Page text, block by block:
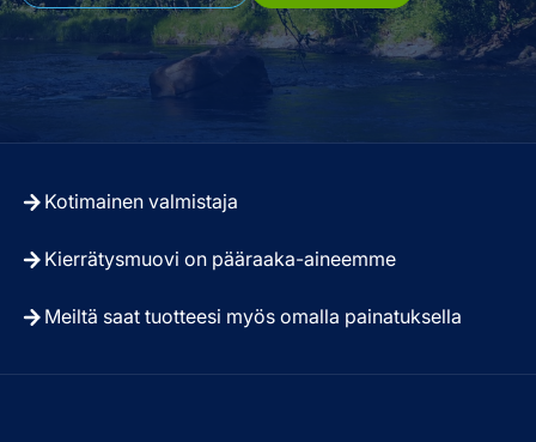
Kotimainen valmistaja
Kierrätysmuovi on pääraaka-aineemme
Meiltä saat tuotteesi myös omalla painatuksella